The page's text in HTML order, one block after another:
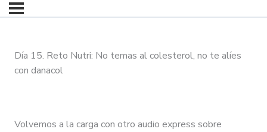
Día 15. Reto Nutri: No temas al colesterol, no te alíes
con danacol
Volvemos a la carga con otro audio express sobre